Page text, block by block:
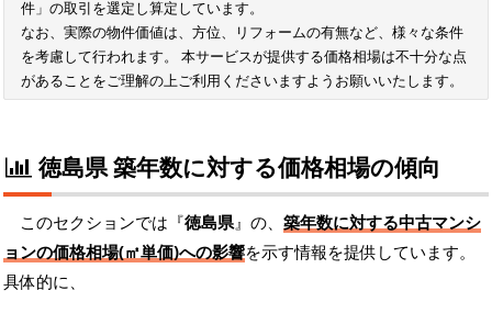
件」の取引を選定し算定しています。
なお、実際の物件価値は、方位、リフォームの有無など、様々な条件
を考慮して行われます。 本サービスが提供する価格相場は不十分な点
があることをご理解の上ご利用くださいますようお願いいたします。
徳島県 築年数に対する価格相場の傾向
このセクションでは『徳島県 』の、 築年数に対する中古マンシ
ョンの価格相場(㎡単価)への影響を示す情報を提供しています。
具体的に、